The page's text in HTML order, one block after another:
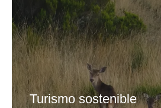
Turismo sostenible